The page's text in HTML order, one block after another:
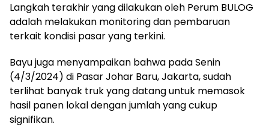
Langkah terakhir yang dilakukan oleh Perum BULOG
adalah melakukan monitoring dan pembaruan
terkait kondisi pasar yang terkini.
Bayu juga menyampaikan bahwa pada Senin
(4/3/2024) di Pasar Johar Baru, Jakarta, sudah
terlihat banyak truk yang datang untuk memasok
hasil panen lokal dengan jumlah yang cukup
signifikan.